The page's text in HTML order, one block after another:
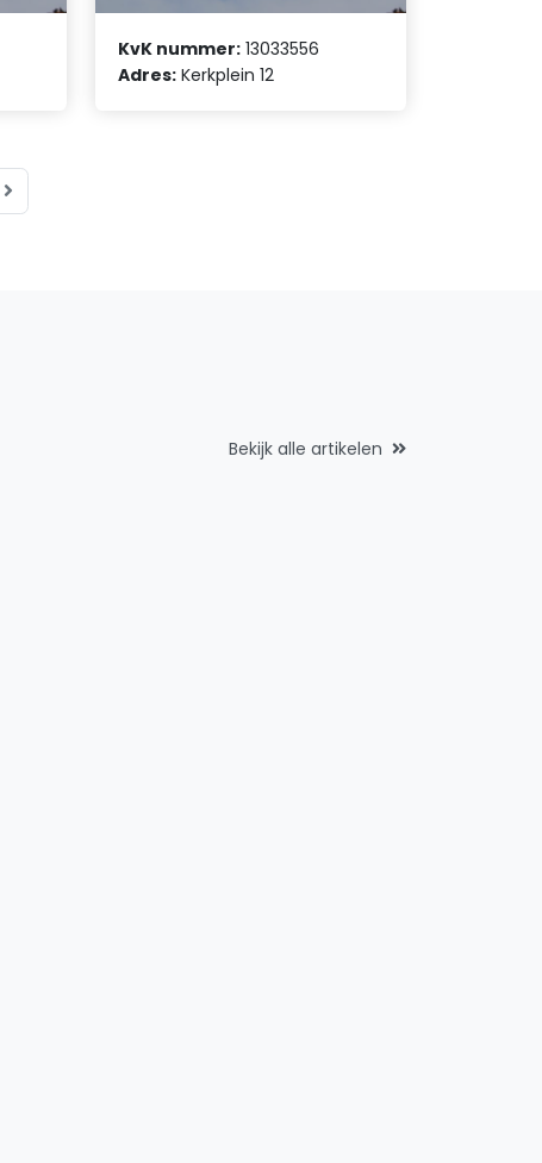
KvK nummer: 13033556
Adres: Kerkplein 12
Bekijk alle artikelen